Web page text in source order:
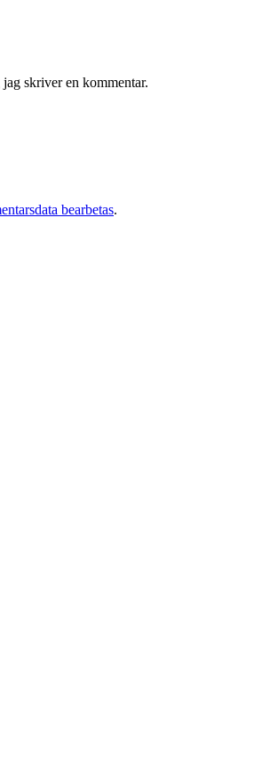
skriver en kommentar.
bearbetas.